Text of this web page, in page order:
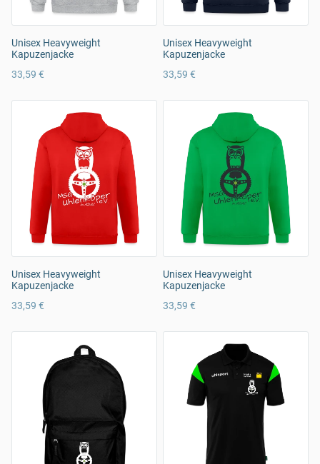
Unisex Heavyweight
Kapuzenjacke
33,59 €
Unisex Heavyweight
Kapuzenjacke
33,59 €
Unisex Heavyweight
Kapuzenjacke
33,59 €
Unisex Heavyweight
Kapuzenjacke
33,59 €